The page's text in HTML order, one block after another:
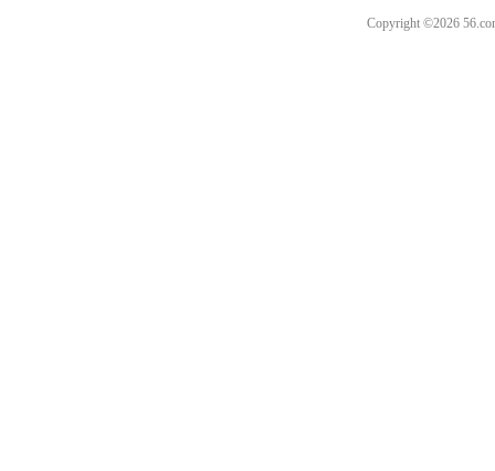
Copyright ©2026